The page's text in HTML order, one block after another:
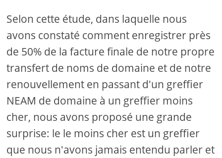
Selon cette étude, dans laquelle nous
avons constaté comment enregistrer près
de 50% de la facture finale de notre propre
transfert de noms de domaine et de notre
renouvellement en passant d'un greffier
NEAM de domaine à un greffier moins
cher, nous avons proposé une grande
surprise: le le moins cher est un greffier
que nous n'avons jamais entendu parler et